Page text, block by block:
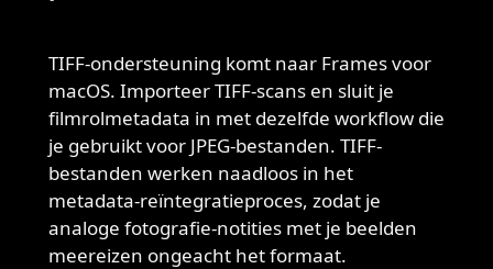
TIFF-ondersteuning komt naar Frames voor
macOS. Importeer TIFF-scans en sluit je
filmrolmetadata in met dezelfde workflow die
je gebruikt voor JPEG-bestanden. TIFF-
bestanden werken naadloos in het
metadata-reïntegratieproces, zodat je
analoge fotografie-notities met je beelden
meereizen ongeacht het formaat.